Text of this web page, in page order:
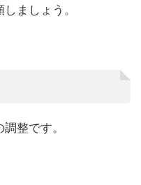
ましょう。
整です。